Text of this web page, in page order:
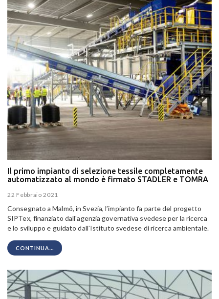
Il primo impianto di selezione tessile completamente
automatizzato al mondo è firmato STADLER e TOMRA
22 Febbraio 2021
Consegnato a Malmö, in Svezia, l’impianto fa parte del progetto
SIPTex, finanziato dall'agenzia governativa svedese per la ricerca
e lo sviluppo e guidato dall'Istituto svedese di ricerca ambientale.
CONTINUA...